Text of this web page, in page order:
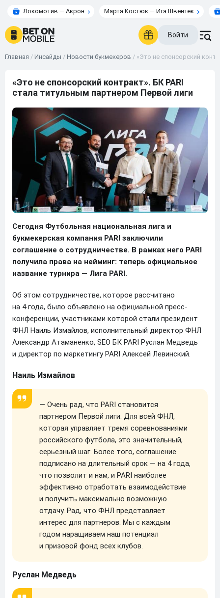
Локомотив — Акрон Марта Костюк — Ига Швентек
Войти
Главная / Инсайды / Новости букмекеров / «Это не спонсорский
«Это не спонсорский контракт». БК PARI
стала титульным партнером Первой лиги
Сегодня Футбольная национальная лига и
букмекерская компания PARI заключили
соглашение о сотрудничестве. В рамках него PARI
получила права на нейминг: теперь официальное
название турнира — Лига PARI.
Об этом сотрудничестве, которое рассчитано
на 4 года, было объявлено на официальной пресс-
конференции, участниками которой стали президент
ФНЛ Наиль Измайлов, исполнительный директор ФНЛ
Александр Атаманенко, SEO БК PARI Руслан Медведь
и директор по маркетингу PARI Алексей Левинский.
Наиль Измайлов
— Очень рад, что PARI становится
партнером Первой лиги. Для всей ФНЛ,
которая управляет тремя соревнованиями
российского футбола, это значительный,
серьезный шаг. Более того, соглашение
подписано на длительный срок — на 4 года,
что позволит и нам, и PARI наиболее
эффективно отработать взаимодействие
и получить максимально возможную
отдачу. Рад, что ФНЛ представляет
интерес для партнеров. Мы с каждым
годом наращиваем наш потенциал
и призовой фонд всех клубов.
Руслан Медведь